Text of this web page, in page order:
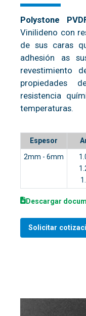
Polystone
Vinilideno con
de sus caras
adhesión as
revestimiento
propiedades
resistencia
temperaturas.
Espesor
2mm - 6mm
Descargar
Solicitar